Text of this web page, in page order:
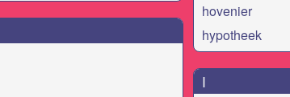
hovenier
hypotheek
I